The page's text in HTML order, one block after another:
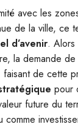
avec les
de la ville, ce
d’avenir. Alors
la demande de
faisant de cette
pour
future du